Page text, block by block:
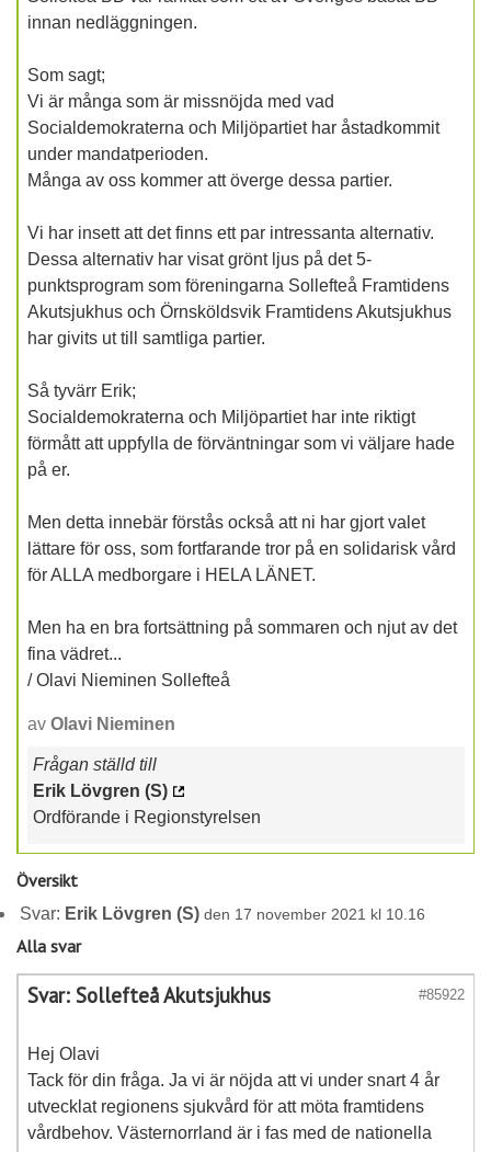
innan nedläggningen.
Som sagt;
Vi är många som är missnöjda med vad
Socialdemokraterna och Miljöpartiet har åstadkommit
under mandatperioden.
Många av oss kommer att överge dessa partier.
Vi har insett att det finns ett par intressanta alternativ.
Dessa alternativ har visat grönt ljus på det 5-
punktsprogram som föreningarna Sollefteå Framtidens
Akutsjukhus och Örnsköldsvik Framtidens Akutsjukhus
har givits ut till samtliga partier.
Så tyvärr Erik;
Socialdemokraterna och Miljöpartiet har inte riktigt
förmått att uppfylla de förväntningar som vi väljare hade
på er.
Men detta innebär förstås också att ni har gjort valet
lättare för oss, som fortfarande tror på en solidarisk vård
för ALLA medborgare i HELA LÄNET.
Men ha en bra fortsättning på sommaren och njut av det
fina vädret...
/ Olavi Nieminen Sollefteå
av Olavi Nieminen
Frågan ställd till
Erik Lövgren (S)
Ordförande i Regionstyrelsen
Översikt
Svar: Erik Lövgren (S) den 17 november 2021 kl 10.16
Alla svar
#85922
Svar: Sollefteå Akutsjukhus
Hej Olavi
Tack för din fråga. Ja vi är nöjda att vi under snart 4 år
utvecklat regionens sjukvård för att möta framtidens
vårdbehov. Västernorrland är i fas med de nationella